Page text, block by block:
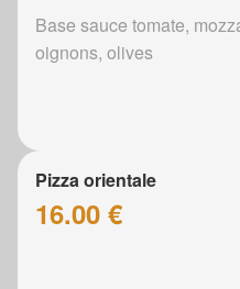
Base sauce tomate,
oignons, olives
Pizza orientale
16.00 €